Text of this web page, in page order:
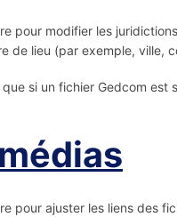
pour modifier les
de lieu (par exemple, ville,
si un fichier Gedcom est
pour ajuster les liens des